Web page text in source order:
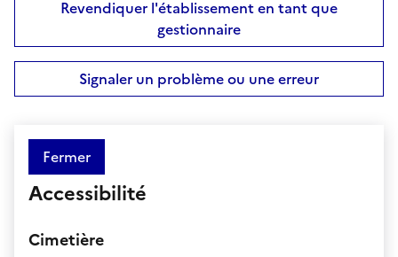
Revendiquer l'établissement en tant que
gestionnaire
Signaler un problème ou une erreur
Fermer
Accessibilité
Cimetière